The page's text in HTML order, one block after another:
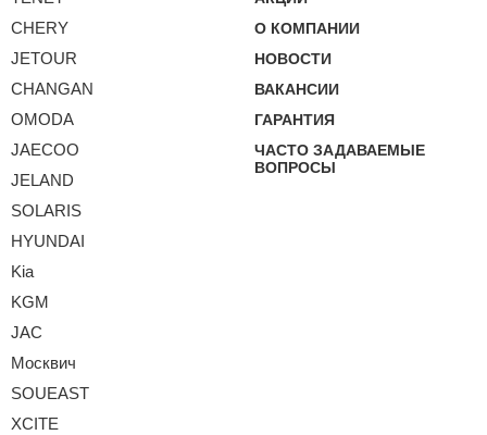
CHERY
JETOUR
CHANGAN
OMODA
JAECOO
JELAND
SOLARIS
HYUNDAI
Kia
KGM
JAC
Москвич
SOUEAST
XCITE
О КОМПАНИИ
НОВОСТИ
ВАКАНСИИ
ГАРАНТИЯ
ЧАСТО ЗАДАВАЕМЫЕ
ВОПРОСЫ